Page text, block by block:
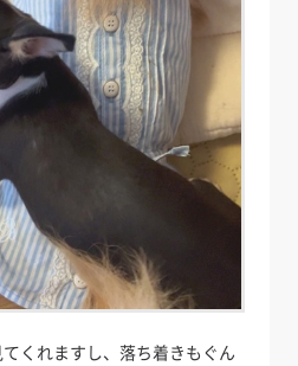
くれますし、落ち着きもぐん